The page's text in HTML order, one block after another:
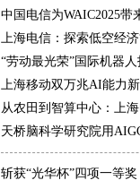
中国电信为WAIC2025带
上海电信：探索低空经
“劳动最光荣”国际机器
上海移动双万兆AI能力
从农田到智算中心：上
天桥脑科学研究院用
斩获“光华杯”四项一等